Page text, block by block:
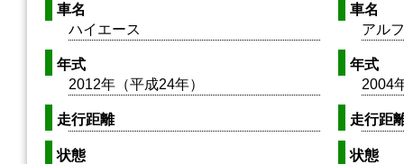
車名
ハイエース
年式
2012年（平成24年）
走行距離
状態
車名
アル
年式
2004
走行距
状態